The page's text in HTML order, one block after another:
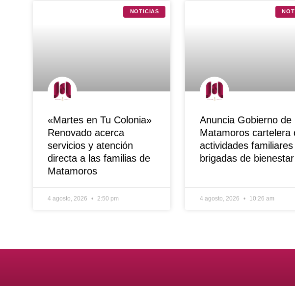
NOTICIAS
«Martes en Tu Colonia»
Renovado acerca
servicios y atención
directa a las familias de
Matamoros
4 agosto, 2026 2:50 pm
Anuncia Gobierno de
Matamoros cartelera
actividades
brigadas de bienestar
4 agosto, 2026 10:26 am